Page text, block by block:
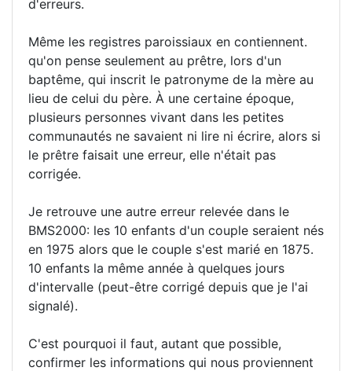
d'erreurs.
Même les registres paroissiaux en contiennent.
qu'on pense seulement au prêtre, lors d'un
baptême, qui inscrit le patronyme de la mère au
lieu de celui du père. À une certaine époque,
plusieurs personnes vivant dans les petites
communautés ne savaient ni lire ni écrire, alors si
le prêtre faisait une erreur, elle n'était pas
corrigée.
Je retrouve une autre erreur relevée dans le
BMS2000: les 10 enfants d'un couple seraient nés
en 1975 alors que le couple s'est marié en 1875.
10 enfants la même année à quelques jours
d'intervalle (peut-être corrigé depuis que je l'ai
signalé).
C'est pourquoi il faut, autant que possible,
confirmer les informations qui nous proviennent